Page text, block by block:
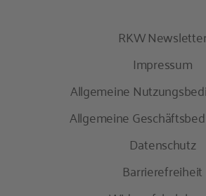
RKW
Impressum
Allgemeine
Allgemeine
Datenschutz
Barrierefreiheit